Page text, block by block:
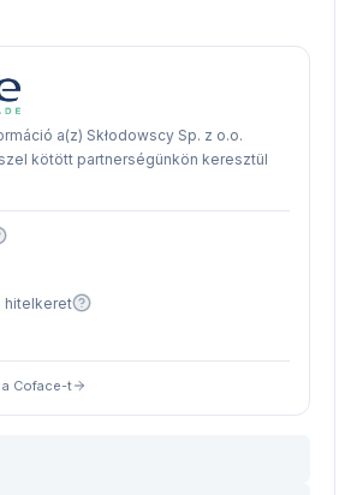
a(z) Skłodowscy Sp. z o.o.
kötött partnerségünkön keresztül
hitelkeret
a Coface-t